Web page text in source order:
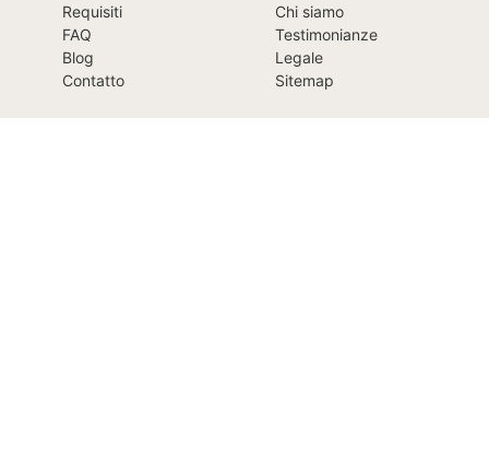
Requisiti
FAQ
Blog
Contatto
Chi siamo
Testimonianze
Legale
Sitemap